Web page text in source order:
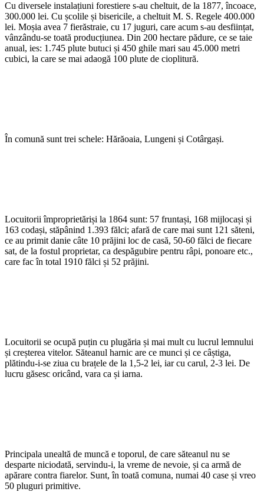
Cu diversele instalațiuni forestiere s-au cheltuit, de la 1877, încoace,
300.000 lei. Cu școlile și bisericile, a cheltuit M. S. Regele 400.000
lei. Moșia avea 7 fierăstraie, cu 17 juguri, care acum s-au desființat,
vânzându-se toată producțiunea. Din 200 hectare pădure, ce se taie
anual, ies: 1.745 plute butuci și 450 ghile mari sau 45.000 metri
cubici, la care se mai adaogă 100 plute de cioplitură.
În comună sunt trei schele: Hărăoaia, Lungeni și Cotârgași.
Locuitorii împroprietăriși la 1864 sunt: 57 fruntași, 168 mijlocași și
163 codași, stăpânind 1.393 fălci; afară de care mai sunt 121 săteni,
ce au primit danie câte 10 prăjini loc de casă, 50-60 fălci de fiecare
sat, de la fostul proprietar, ca despăgubire pentru râpi, ponoare etc.,
care fac în total 1910 fălci și 52 prăjini.
Locuitorii se ocupă puțin cu plugăria și mai mult cu lucrul lemnului
și creșterea vitelor. Săteanul harnic are ce munci și ce câștiga,
plătindu-i-se ziua cu brațele de la 1,5-2 lei, iar cu carul, 2-3 lei. De
lucru găsesc oricând, vara ca și iarna.
Principala unealtă de muncă e toporul, de care săteanul nu se
desparte niciodată, servindu-i, la vreme de nevoie, și ca armă de
apărare contra fiarelor. Sunt, în toată comuna, numai 40 case și vreo
50 pluguri primitive.